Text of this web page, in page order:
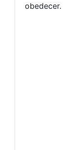
obedecer.